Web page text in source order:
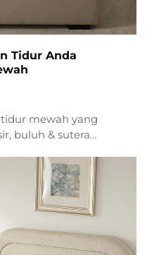
Tidur Anda
mewah yang
buluh & sutera
panjang.